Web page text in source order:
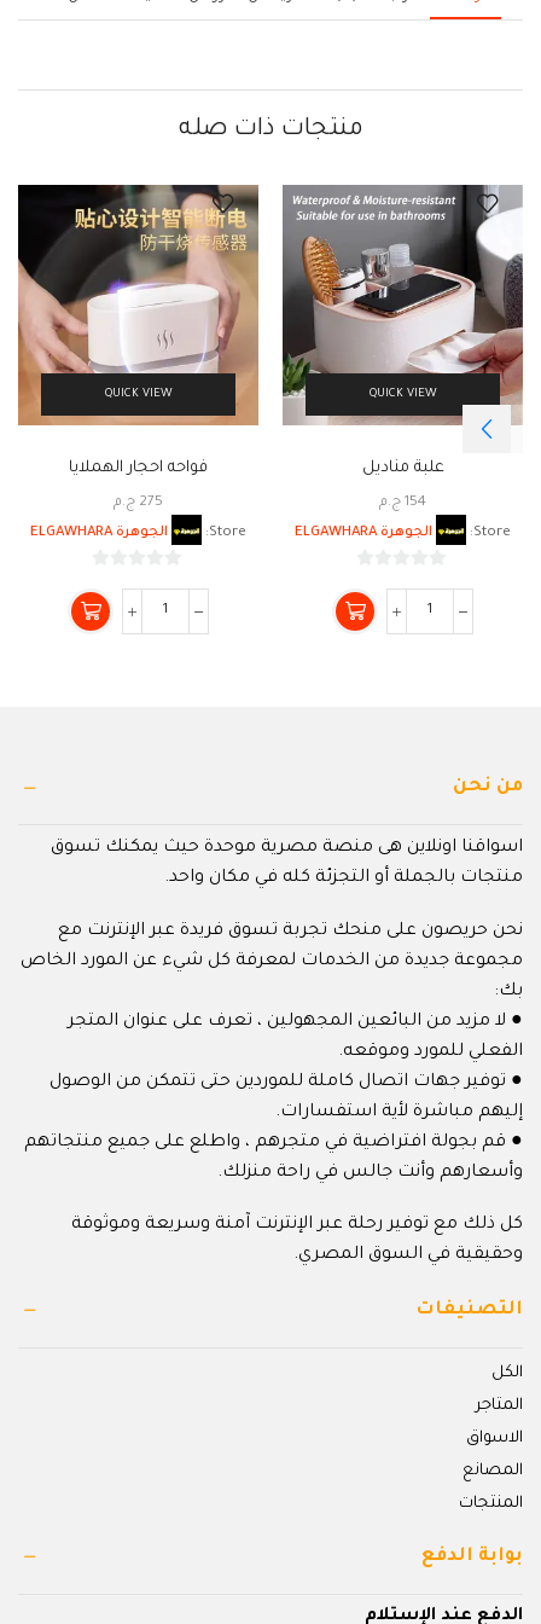
منتجات ذات صله
QUICK VIEW
علبة مناديل
154 ج.م
Store:
الجوهرة ELGAWHARA
من
5
QUICK VIEW
فواحه احجار الهملايا
275 ج.م
Store:
الجوهرة ELGAWHARA
من
5
من نحن
اسواقنا اونلاين هى منصة مصرية موحدة حيث يمكنك تسوق
منتجات بالجملة أو التجزئة كله في مكان واحد.
نحن حريصون على منحك تجربة تسوق فريدة عبر الإنترنت مع
مجموعة جديدة من الخدمات لمعرفة كل شيء عن المورد الخاص
بك:
● لا مزيد من البائعين المجهولين ، تعرف على عنوان المتجر
الفعلي للمورد وموقعه.
● توفير جهات اتصال كاملة للموردين حتى تتمكن من الوصول
إليهم مباشرة لأية استفسارات.
● قم بجولة افتراضية في متجرهم ، واطلع على جميع منتجاتهم
وأسعارهم وأنت جالس في راحة منزلك.
كل ذلك مع توفير رحلة عبر الإنترنت آمنة وسريعة وموثوقة
وحقيقية في السوق المصري.
التصنيفات
الكل
المتاجر
الاسواق
المصانع
المنتجات
بوابة الدفع
الدفع عند الإستلام